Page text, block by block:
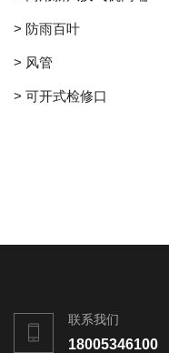
> 防雨百叶
> 风管
> 可开式检修口
联系我们
18005346100